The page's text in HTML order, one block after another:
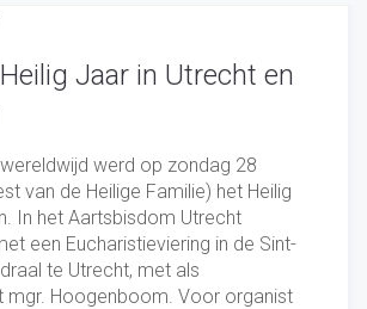
Jaar in Utrecht en
werd op zondag 28
van de Heilige Familie) het Heilig
In het Aartsbisdom Utrecht
een Eucharistieviering in de Sint-
te Utrecht, met als
mgr. Hoogenboom. Voor organist